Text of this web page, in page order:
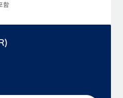
함